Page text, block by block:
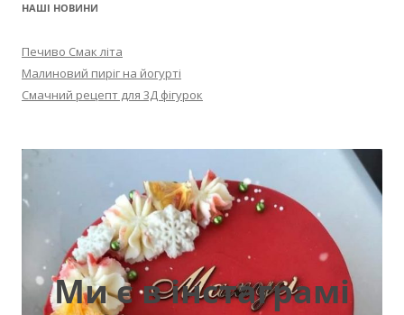
НАШІ НОВИНИ
Печиво Смак літа
Малиновий пиріг на йогурті
Смачний рецепт для 3Д фігурок
Ми є в інстаграмі